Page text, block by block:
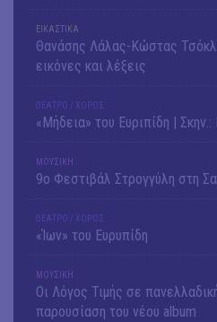
ΕΙΚΑΣΤΙΚΑ
Θανάσης Λάλας-Κώστας
εικόνες και λέξεις
ΘΕΑΤΡΟ / ΧΟΡΟΣ
«Μήδεια» του Ευριπίδη |
ΜΟΥΣΙΚΗ
9o Φεστιβάλ Στρογγύλη στη
ΘΕΑΤΡΟ / ΧΟΡΟΣ
«Ίων» του Ευρυπίδη
ΜΟΥΣΙΚΗ
Οι Λόγος Τιμής σε
παρουσίαση του νέου album